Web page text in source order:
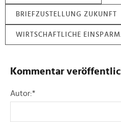
BRIEFZUSTELLUNG ZUKUNFT
WIRTSCHAFTLICHE
Kommentar
Autor:*